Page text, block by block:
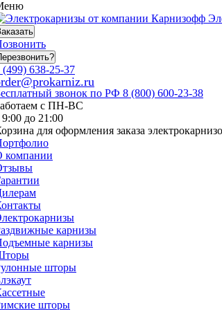
(499) 638-25-37
звонок по РФ 8 (800) 600-23-38
с ПН-ВС
9:00 до 21:00
для оформления заказа
компании
карнизы
карнизы
шторы
шторы